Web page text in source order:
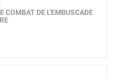
COMBAT DE L'EMBUSCADE